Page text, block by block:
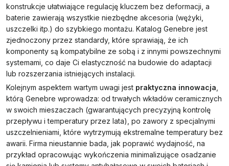
konstrukcje ułatwiające regulację kluczem bez deformacji, a
baterie zawierają wszystkie niezbędne akcesoria (wężyki,
uszczelki itp.) do szybkiego montażu. Katalog Genebre jest
zjednoczony przez standardy, które sprawiają, że ich
komponenty są kompatybilne ze sobą i z innymi powszechnymi
systemami, co daje Ci elastyczność na budowie do adaptacji
lub rozszerzania istniejących instalacji.
Kolejnym aspektem wartym uwagi jest praktyczna innowacja
którą Genebre wprowadza: od trwałych wkładów ceramicznych
w swoich mieszaczach (gwarantujących precyzyjną kontrolę
przepływu i temperatury przez lata), po zawory z specjalnymi
uszczelnieniami, które wytrzymują ekstremalne temperatury bez
awarii. Firma nieustannie bada, jak poprawić wydajność, na
przykład opracowując wykończenia minimalizujące osadzanie